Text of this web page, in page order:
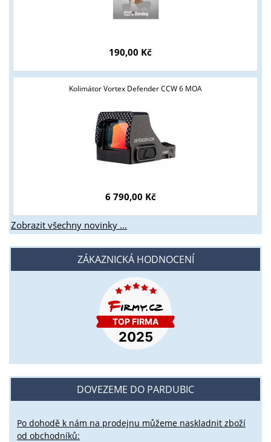
190,00 Kč
Kolimátor Vortex Defender CCW 6 MOA
6 790,00 Kč
Zobrazit všechny novinky ...
ZÁKAZNICKÁ HODNOCENÍ
DOVEZEME DO PARDUBIC
Po dohodě k nám na prodejnu můžeme naskladnit zboží
od obchodníků:
Tyto stránky jsou určeny pouze odborné veřejnosti od 18 let a
ANO NE